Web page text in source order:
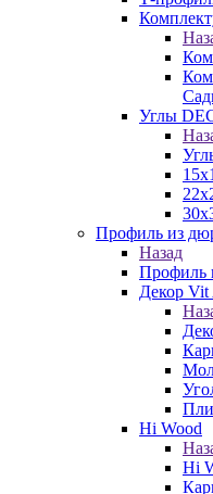
Углы
Профиль из
Назад
Профиль
Декор Vit
Hi Wood
Hi